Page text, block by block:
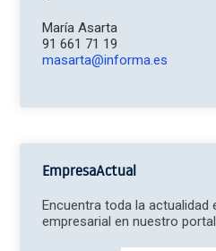
María Asarta
91 661 71 19
masarta@informa.es
EmpresaActual
Encuentra toda la actualidad
empresarial en nuestro